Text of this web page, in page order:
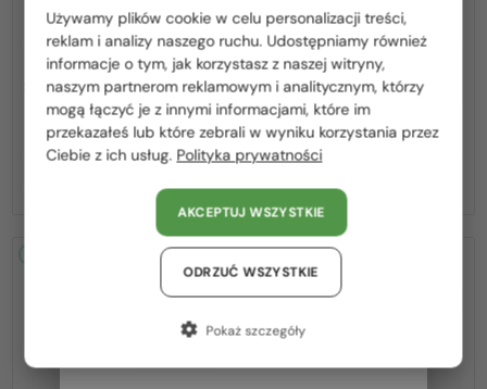
Saint Laurent—Sončna očala
SL M153 - 003 - 55
Z SOCZEWKĄ MONOFOKALNĄ
PLUS 275 PLN
Saint Laurent —
SL M94 OPT - 001 - 53
2-4 DNI
Proszę wybierz z listy odpowiedni dla Ciebie kraj:
Polska / PL
România / RO
Magyarország / HU
United Arab Emirates / EN
Austria / AT
Niemcy / DE
Używamy plików cookie w celu personalizacji treści,
reklam i analizy naszego ruchu. Udostępniamy również
informacje o tym, jak korzystasz z naszej witryny,
naszym partnerom reklamowym i analitycznym, którzy
mogą łączyć je z innymi informacjami, które im
przekazałeś lub które zebrali w wyniku korzystania przez
Ciebie z ich usług. Polityka prywatności
AKCEPTUJ WSZYSTKIE
ODRZUĆ WSZYSTKIE
Pokaż szczegóły